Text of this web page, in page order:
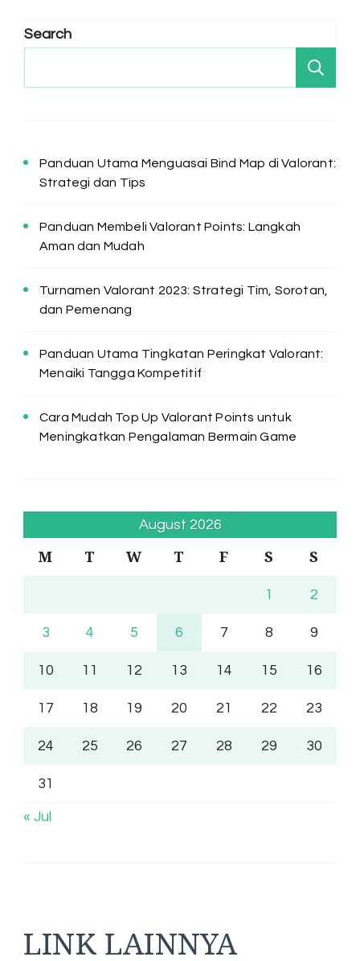
Search
Panduan Utama Menguasai Bind Map di Valorant:
Strategi dan Tips
Panduan Membeli Valorant Points: Langkah
Aman dan Mudah
Turnamen Valorant 2023: Strategi Tim, Sorotan,
dan Pemenang
Panduan Utama Tingkatan Peringkat Valorant:
Menaiki Tangga Kompetitif
Cara Mudah Top Up Valorant Points untuk
Meningkatkan Pengalaman Bermain Game
August 2026
M T W T F S S
1 2
3 4 5 6 7 8 9
10 11 12 13 14 15 16
17 18 19 20 21 22 23
24 25 26 27 28 29 30
31
« Jul
LINK LAINNYA